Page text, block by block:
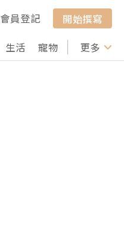
會員登記
開始撰寫
生活 寵物 行山 打卡
更多